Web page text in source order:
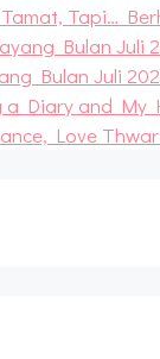
Tapi…
Bulan Juli
Bulan Juli
Diary and My
Love